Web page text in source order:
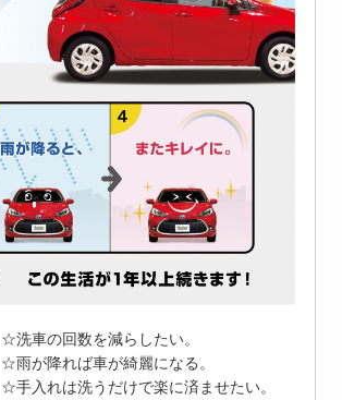
☆洗車の回数を減らしたい。
☆雨が降れば車が綺麗になる。
☆手入れは洗うだけで楽に済ませたい。